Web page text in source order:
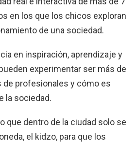
en los que los chicos exploran
de una sociedad.
en inspiración, aprendizaje y
experimentar ser más de
profesionales y cómo es
la sociedad.
que dentro de la ciudad solo se
el kidzo, para que los